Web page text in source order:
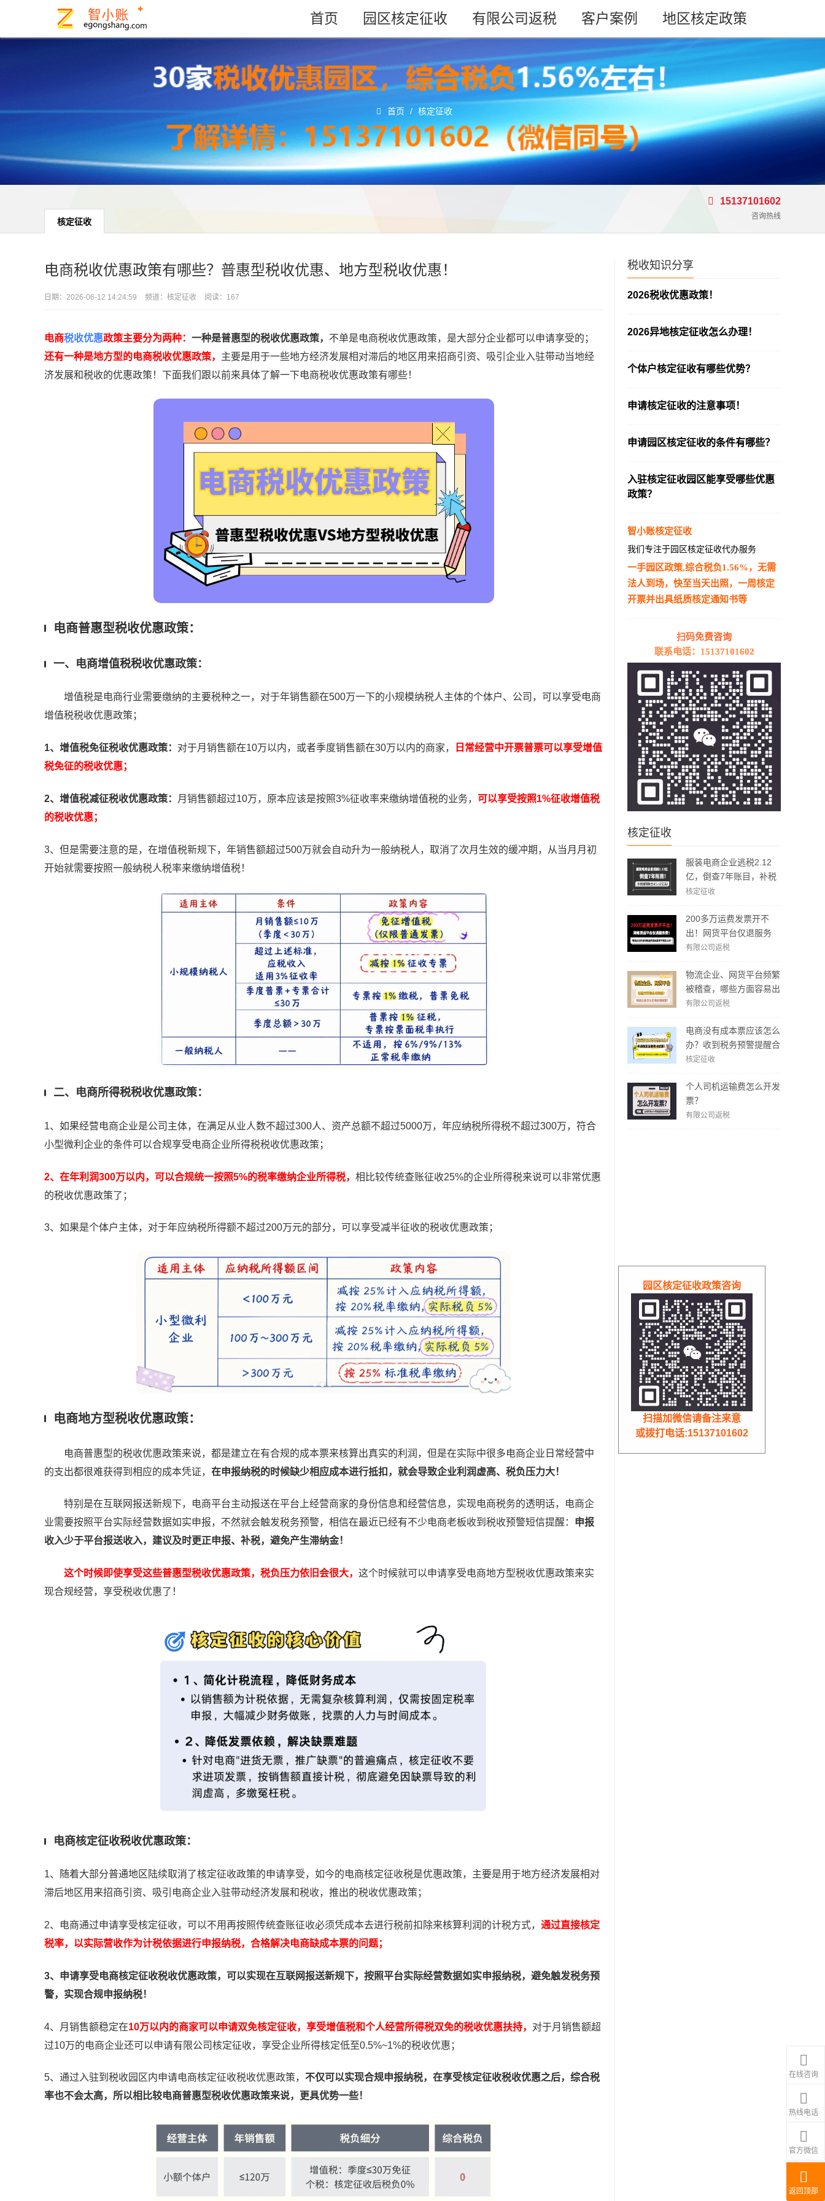
首页 园区核定征收 有限公司返税 客户案例 地区核定政策
首页 / 核定征收
核定征收
15137101602
咨询热线
税收知识分享
2026税收优惠政策！
2026异地核定征收怎么办理！
个体户核定征收有哪些优势？
申请核定征收的注意事项！
申请园区核定征收的条件有哪些？
入驻核定征收园区能享受哪些优惠
政策？
智小账核定征收
我们专注于园区核定征收代办服务
一手园区政策,综合税负1.56%，无需
法人到场，快至当天出照，一周核定
开票并出具纸质核定通知书等
扫码免费咨询
联系电话：15137101602
核定征收
服装电商企业逃税2.12
亿，倒查7年账目，补税
加罚款3.62亿元！
核定征收
200多万运费发票开不
出！网货平台仅退服务
费，运费成本拿不到怎么
有限公司返税
物流企业、网货平台频繁
被稽查，哪些方面容易出
现问题？怎么实现合规经
有限公司返税
电商没有成本票应该怎么
办？收到税务预警提醒合
规解决方案！
核定征收
个人司机运输费怎么开发
票？
有限公司返税
电商税收优惠政策有哪些？普惠型税收优惠、地方型税收优惠！
日期： 2026-06-12 14:24:59 频道： 核定征收 阅读：167
电商税收优惠政策主要分为两种： 一种是普惠型的税收优惠政策， 不单是电商税收优惠政策，是大部分企业都可以申请享受的；
还有一种是地方型的电商税收优惠政策， 主要是用于一些地方经济发展相对滞后的地区用来招商引资、吸引企业入驻带动当地经
济发展和税收的优惠政策！下面我们跟以前来具体了解一下电商税收优惠政策有哪些！
电商普惠型税收优惠政策：
一、电商增值税税收优惠政策：
增值税是电商行业需要缴纳的主要税种之一，对于年销售额在500万一下的小规模纳税人主体的个体户、公司，可以享受电商
增值税税收优惠政策；
1、增值税免征税收优惠政策： 对于月销售额在10万以内，或者季度销售额在30万以内的商家，
日常经营中开票普票可以享受增值
税免征的税收优惠；
2、增值税减征税收优惠政策： 月销售额超过10万，原本应该是按照3%征收率来缴纳增值税的业务， 可以享受按照1%征收增值税
的税收优惠；
3、但是需要注意的是，在增值税新规下，年销售额超过500万就会自动升为一般纳税人，取消了次月生效的缓冲期，从当月月初
开始就需要按照一般纳税人税率来缴纳增值税！
二、电商所得税税收优惠政策：
1、如果经营电商企业是公司主体，在满足从业人数不超过300人、资产总额不超过5000万，年应纳税所得税不超过300万，符合
小型微利企业的条件可以合规享受电商企业所得税税收优惠政策；
2、在年利润300万以内，可以合规统一按照5%的税率缴纳企业所得税， 相比较传统查账征收25%的企业所得税来说可以非常优惠
的税收优惠政策了；
3、如果是个体户主体，对于年应纳税所得额不超过200万元的部分，可以享受减半征收的税收优惠政策；
电商地方型税收优惠政策：
电商普惠型的税收优惠政策来说，都是建立在有合规的成本票来核算出真实的利润，但是在实际中很多电商企业日常经营中
的支出都很难获得到相应的成本凭证， 在申报纳税的时候缺少相应成本进行抵扣，就会导致企业利润虚高、税负压力大！
特别是在互联网报送新规下，电商平台主动报送在平台上经营商家的身份信息和经营信息，实现电商税务的透明话，电商企
业需要按照平台实际经营数据如实申报，不然就会触发税务预警，相信在最近已经有不少电商老板收到税收预警短信提醒： 申报
收入少于平台报送收入，建议及时更正申报、补税，避免产生滞纳金！
这个时候即使享受这些普惠型税收优惠政策，税负压力依旧会很大， 这个时候就可以申请享受电商地方型税收优惠政策来实
现合规经营，享受税收优惠了！
电商核定征收税收优惠政策：
1、随着大部分普通地区陆续取消了核定征收政策的申请享受，如今的电商核定征收税是优惠政策，主要是用于地方经济发展相对
滞后地区用来招商引资、吸引电商企业入驻带动经济发展和税收，推出的税收优惠政策；
2、电商通过申请享受核定征收，可以不用再按照传统查账征收必须凭成本去进行税前扣除来核算利润的计税方式， 通过直接核定
税率，以实际营收作为计税依据进行申报纳税，合格解决电商缺成本票的问题；
3、申请享受电商核定征收税收优惠政策，可以实现在互联网报送新规下，按照平台实际经营数据如实申报纳税，避免触发税务预
警，实现合规申报纳税！
4、月销售额稳定在10万以内的商家可以申请双免核定征收，享受增值税和个人经营所得税双免的税收优惠扶持， 对于月销售额超
过10万的电商企业还可以申请有限公司核定征收，享受企业所得核定低至0.5%~1%的税收优惠；
5、通过入驻到税收园区内申请电商核定征收税收优惠政策， 不仅可以实现合规申报纳税，在享受核定征收税收优惠之后，综合税
率也不会太高，所以相比较电商普惠型税收优惠政策来说，更具优势一些！
在线咨询
热线电话
官方微信
返回顶部
园区核定征收政策咨询
扫描加微信请备注来意
或拨打电话:15137101602